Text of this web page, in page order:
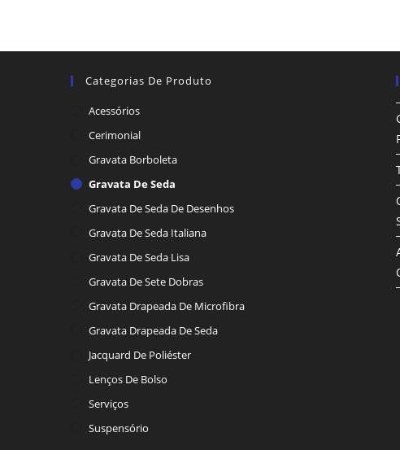
Categorias De Produto
Acessórios
Cerimonial
Gravata Borboleta
Gravata De Seda
Gravata De Seda De Desenhos
Gravata De Seda Italiana
Gravata De Seda Lisa
Gravata De Sete Dobras
Gravata Drapeada De Microfibra
Gravata Drapeada De Seda
Jacquard De Poliéster
Lenços De Bolso
Serviços
Suspensório